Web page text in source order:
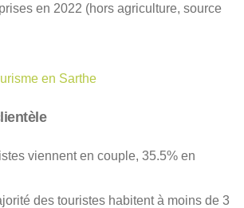
en 2022 (hors agriculture, source
en Sarthe
viennent en couple, 35.5% en
des touristes habitent à moins de 3